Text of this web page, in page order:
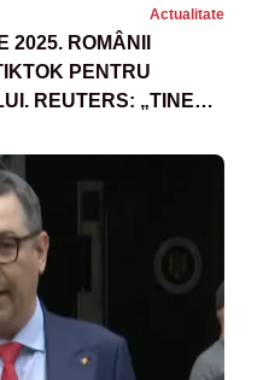
Actualitate
ROMÂNII
PENTRU
REUTERS: „TINERII